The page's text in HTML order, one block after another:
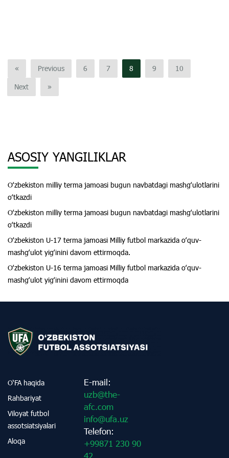
« Previous 6 7 8 9 10
Next »
ASOSIY YANGILIKLAR
Oʻzbekiston milliy terma jamoasi bugun navbatdagi mashgʻulotlarini
oʻtkazdi
Oʻzbekiston milliy terma jamoasi bugun navbatdagi mashgʻulotlarini
oʻtkazdi
Oʻzbekiston U-17 terma jamoasi Milliy futbol markazida oʻquv-
mashgʻulot yigʻinini davom ettirmoqda.
Oʻzbekiston U-16 terma jamoasi Milliy futbol markazida oʻquv-
mashgʻulot yigʻinini davom ettirmoqda
O‘FA haqida
Rahbariyat
Viloyat futbol
assotsiatsiyalari
Aloqa
E-mail:
uzb@the-
afc.com
info@ufa.uz
Telefon:
+99871 230 90
42